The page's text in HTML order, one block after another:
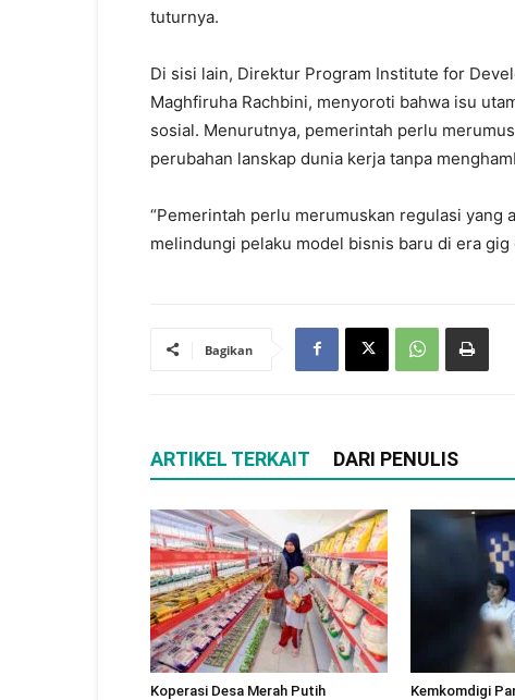
tuturnya.
Di sisi lain, Direktur Program Institute for
Maghfiruha Rachbini, menyoroti bahwa isu
sosial. Menurutnya, pemerintah perlu
perubahan lanskap dunia kerja tanpa
“Pemerintah perlu merumuskan regulasi yang
melindungi pelaku model bisnis baru di era
Bagikan
ARTIKEL TERKAIT DARI PENULIS
Koperasi Desa Merah Putih
Kemkomdigi